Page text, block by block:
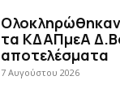
Ολοκληρώθηκαν
τα ΚΔΑΠμεΑ
αποτελέσματα
7 Αυγούστου 2026